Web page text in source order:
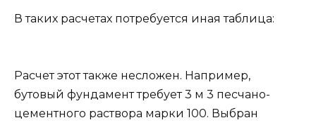
В таких расчетах потребуется иная таблица:
Расчет этот также несложен. Например,
бутовый фундамент требует 3 м 3 песчано-
цементного раствора марки 100. Выбран